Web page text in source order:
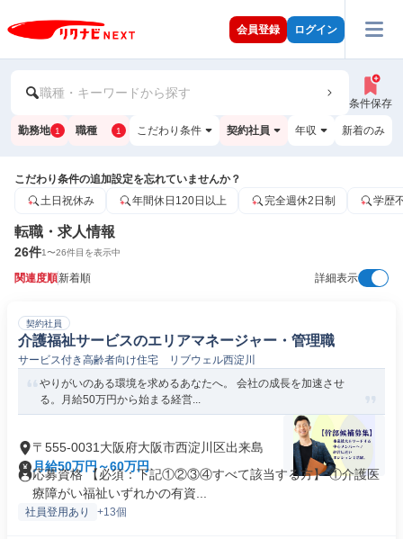
会員登録 ログイン
職種・キーワードから探す
条件保存
勤務地 1 職種 1 こだわり条件 契約社員 年収 新着のみ
こだわり条件の追加設定を忘れていませんか？
土日祝休み
年間休日120日以上 完全週休2日制 学歴
転職・求人情報
26件1〜26件目を表示中
関連度順新着順 詳細表示
契約社員
介護福祉サービスのエリアマネージャー・管理職
サービス付き高齢者向け住宅 リブウェル西淀川
やりがいのある環境を求めるあなたへ。 会社の成長を加速させ
る。月給50万円から始まる経営...
〒555-0031大阪府大阪市西淀川区出来島
月給50万円～60万円
応募資格 【必須：下記①②③④すべて該当する方】 ①介護医
療障がい福祉いずれかの有資...
社員登用あり +13個